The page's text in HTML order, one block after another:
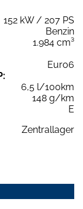
152 kW / 207 PS
Benzin
1.984 cm³
Euro6
6,5 l/100km
148 g/km
E
Zentrallager